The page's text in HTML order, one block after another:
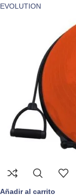
EVOLUTION
Añadir al carrito